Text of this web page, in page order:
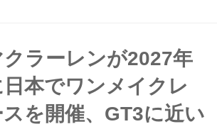
「アルトゥーラ」だ。
クラーレンが2027年
日本でワンメイクレ
スを開催、GT3に近い